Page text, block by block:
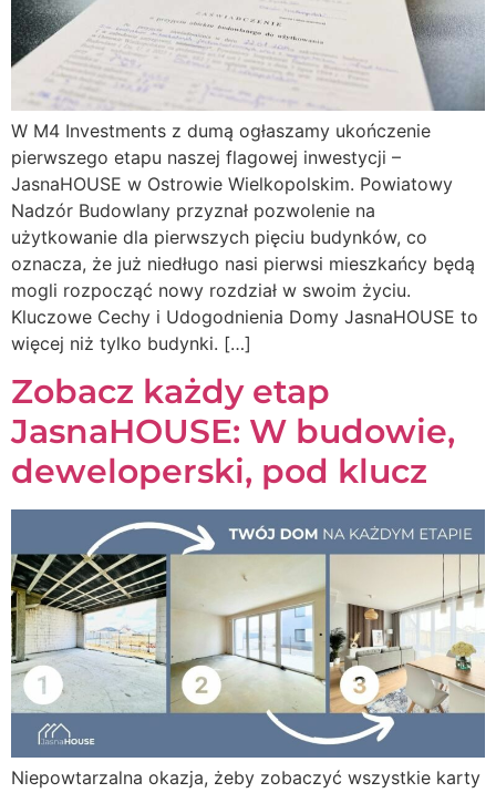
W M4 Investments z dumą ogłaszamy ukończenie
pierwszego etapu naszej flagowej inwestycji –
JasnaHOUSE w Ostrowie Wielkopolskim. Powiatowy
Nadzór Budowlany przyznał pozwolenie na
użytkowanie dla pierwszych pięciu budynków, co
oznacza, że już niedługo nasi pierwsi mieszkańcy będą
mogli rozpocząć nowy rozdział w swoim życiu.
Kluczowe Cechy i Udogodnienia Domy JasnaHOUSE to
więcej niż tylko budynki. […]
Zobacz każdy etap
JasnaHOUSE: W budowie,
deweloperski, pod klucz
Niepowtarzalna okazja, żeby zobaczyć wszystkie karty